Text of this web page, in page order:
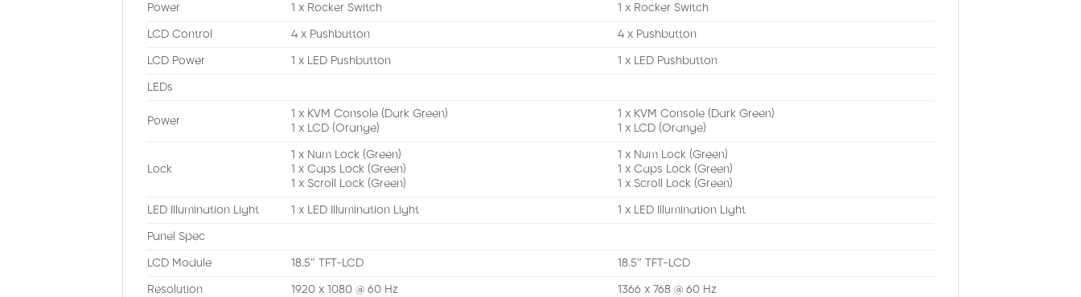
Power 1 x Rocker Switch 1 x Rocker Switch
LCD Control 4 x Pushbutton 4 x Pushbutton
LCD Power 1 x LED Pushbutton 1 x LED Pushbutton
LEDs
Power
1 x KVM Console (Dark Green)
1 x LCD (Orange)
1 x KVM Console (Dark Green)
1 x LCD (Orange)
Lock
1 x Num Lock (Green)
1 x Caps Lock (Green)
1 x Scroll Lock (Green)
1 x Num Lock (Green)
1 x Caps Lock (Green)
1 x Scroll Lock (Green)
LED Illumination Light 1 x LED Illumination Light 1 x LED Illumination Light
Panel Spec
LCD Module 18.5″ TFT-LCD 18.5″ TFT-LCD
Resolution 1920 x 1080 @ 60 Hz 1366 x 768 @ 60 Hz